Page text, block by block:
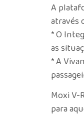
A
através
* O
as
* A
Moxi V-
para